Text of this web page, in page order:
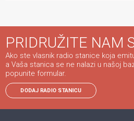
PRIDRUŽITE NAM
Ako ste vlasnik radio stanice koja
a Vaša stanica se ne nalazi u našoj
popunite formular.
DODAJ RADIO STANICU